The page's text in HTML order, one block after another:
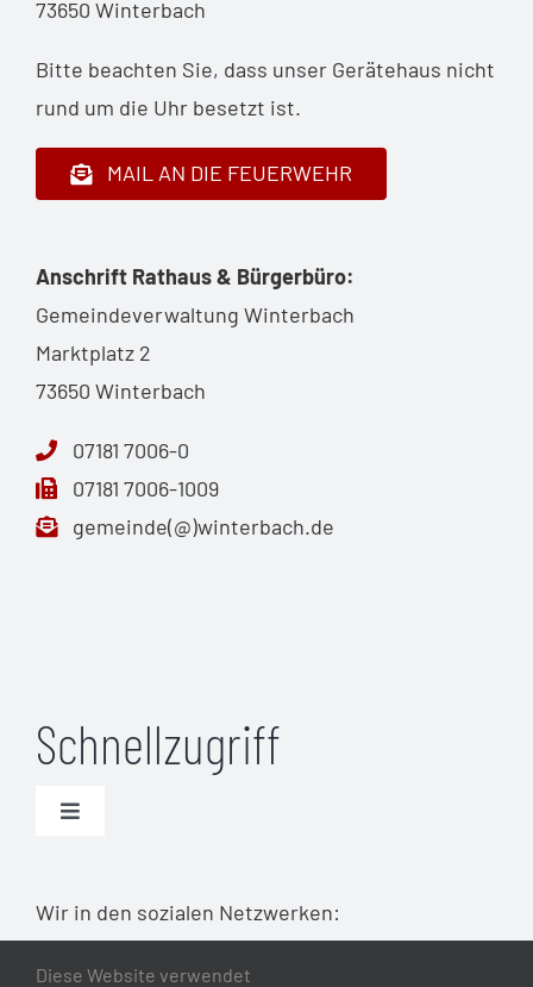
73650 Winterbach
Bitte beachten Sie, dass unser Gerätehaus nicht
rund um die Uhr besetzt ist.
MAIL AN DIE FEUERWEHR
Anschrift Rathaus & Bürgerbüro:
Gemeindeverwaltung Winterbach
Marktplatz 2
73650 Winterbach
07181 7006-0
07181 7006-1009
gemeinde(@)winterbach.de
Schnellzugriff
Toggle
Wir in den sozialen Netzwerken:
Diese Website verwendet